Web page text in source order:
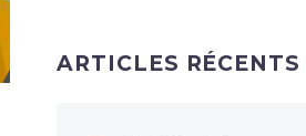
ARTICLES RÉCENTS